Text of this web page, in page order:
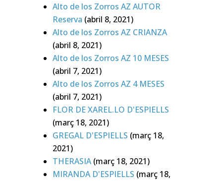
Alto de los Zorros AZ AUTOR
Reserva (abril 8, 2021)
Alto de los Zorros AZ CRIANZA
(abril 8, 2021)
Alto de los Zorros AZ 10 MESES
(abril 7, 2021)
Alto de los Zorros AZ 4 MESES
(abril 7, 2021)
FLOR DE XAREL.LO D'ESPIELLS
(març 18, 2021)
GREGAL D'ESPIELLS (març 18,
2021)
THERASIA (març 18, 2021)
MIRANDA D'ESPIELLS (març 18,